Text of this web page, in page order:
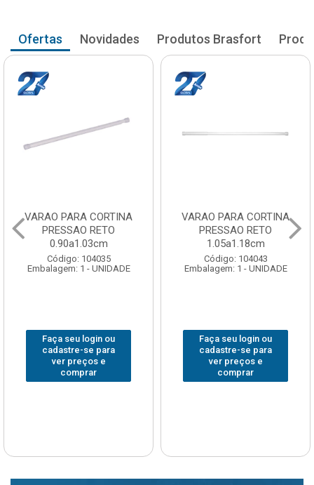
Ofertas Novidades Produtos Brasfort
VARAO PARA CORTINA
PRESSAO RETO
0.90a1.03cm
Código: 104035
Embalagem: 1 - UNIDADE
Faça seu login ou
cadastre-se para
ver preços e
comprar
VARAO PARA CORTINA
PRESSAO RETO
1.05a1.18cm
Código: 104043
Embalagem: 1 - UNIDADE
Faça seu login ou
cadastre-se para
ver preços e
comprar